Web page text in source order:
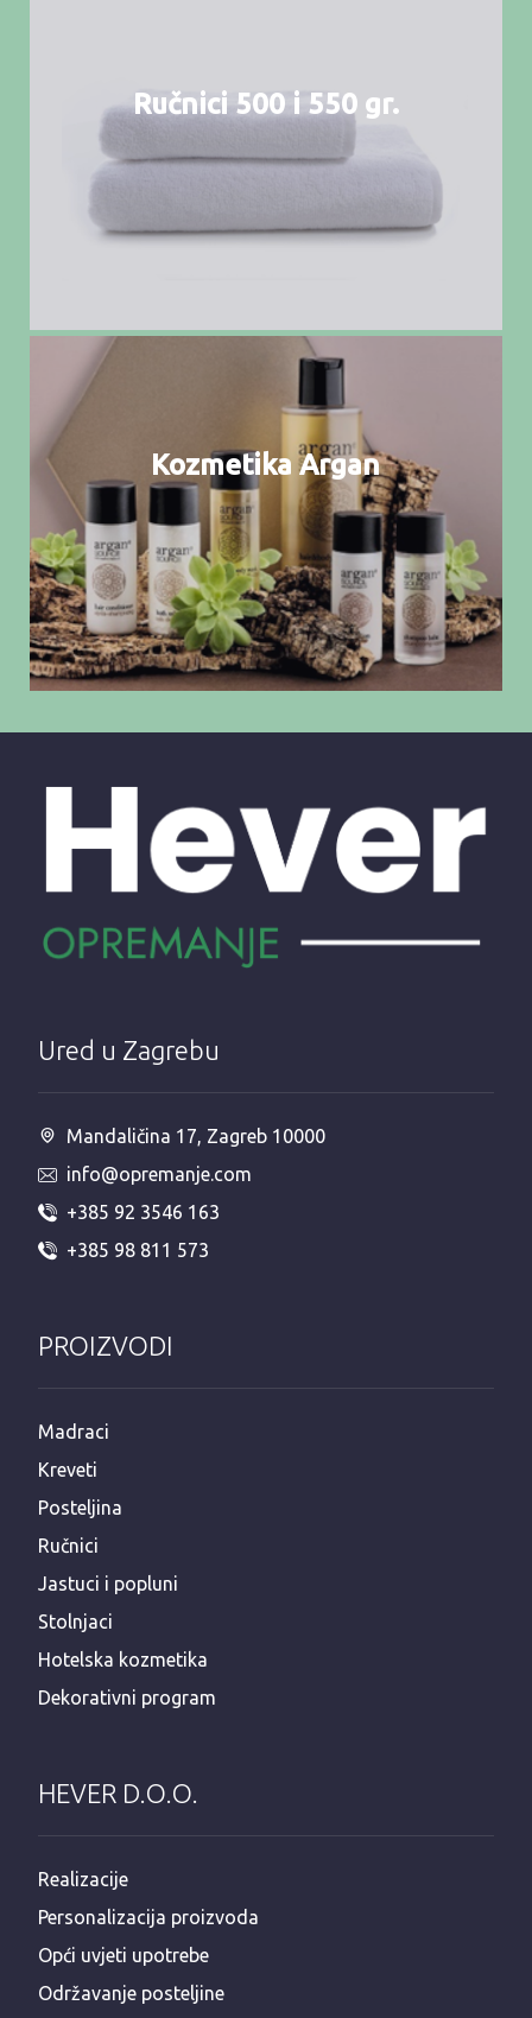
Ručnici 500 i 550 gr.
Kozmetika Argan
Ured u Zagrebu
Mandaličina 17, Zagreb 10000
info@opremanje.com
+385 92 3546 163
+385 98 811 573
PROIZVODI
Madraci
Kreveti
Posteljina
Ručnici
Jastuci i popluni
Stolnjaci
Hotelska kozmetika
Dekorativni program
HEVER D.O.O.
Realizacije
Personalizacija proizvoda
Opći uvjeti upotrebe
Održavanje posteljine